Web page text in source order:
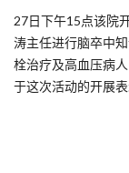
27日下午15点该院
涛主任进行脑卒中
栓治疗及高血压病
于这次活动的开展